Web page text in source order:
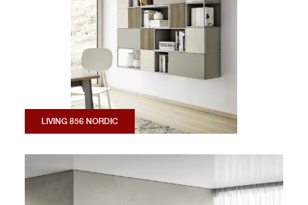
LIVING 856 NORDIC